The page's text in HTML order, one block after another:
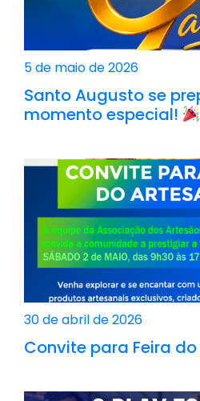
5 de maio de 2026
Santo Augusto se
momento especial!
30 de abril de 2026
Convite para Feira